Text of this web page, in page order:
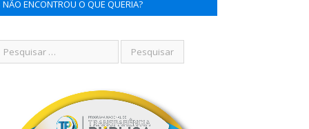
NÃO ENCONTROU O QUE QUERIA?